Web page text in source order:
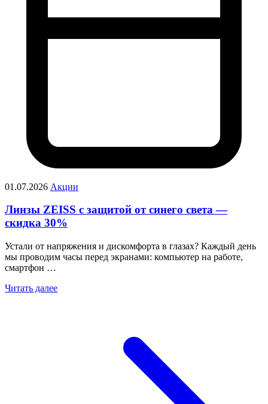
01.07.2026 Акции
Линзы ZEISS с защитой от синего света —
скидка 30%
Устали от напряжения и дискомфорта в глазах? Каждый день
мы проводим часы перед экранами: компьютер на работе,
смартфон …
Читать далее